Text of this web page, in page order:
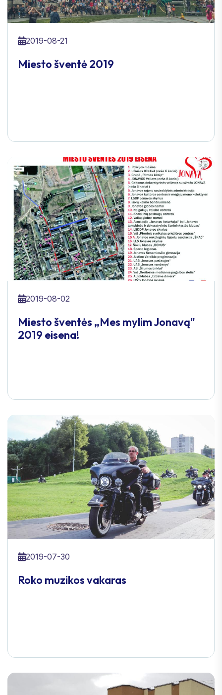
2019-08-21
Miesto šventė 2019
2019-08-02
Miesto šventės „Mes mylim Jonavą"
2019 eisena!
2019-07-30
Roko muzikos vakaras